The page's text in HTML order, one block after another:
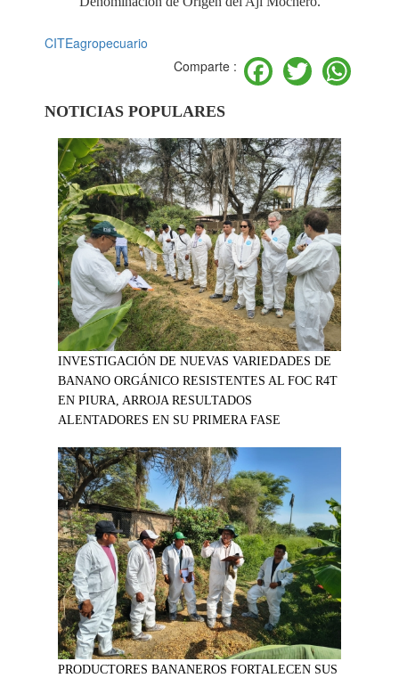
CITEagropecuario
Comparte :
Facebook
Twitter
NOTICIAS POPULARES
INVESTIGACIÓN DE NUEVAS VARIEDADES DE
BANANO ORGÁNICO RESISTENTES AL FOC R4T
EN PIURA, ARROJA RESULTADOS
ALENTADORES EN SU PRIMERA FASE
PRODUCTORES BANANEROS FORTALECEN SUS